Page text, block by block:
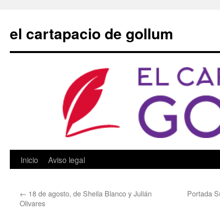
contenido
el cartapacio de gollum
Inicio Aviso legal
← 18 de agosto, de Sheila Blanco y Julián
Olivares
Portada